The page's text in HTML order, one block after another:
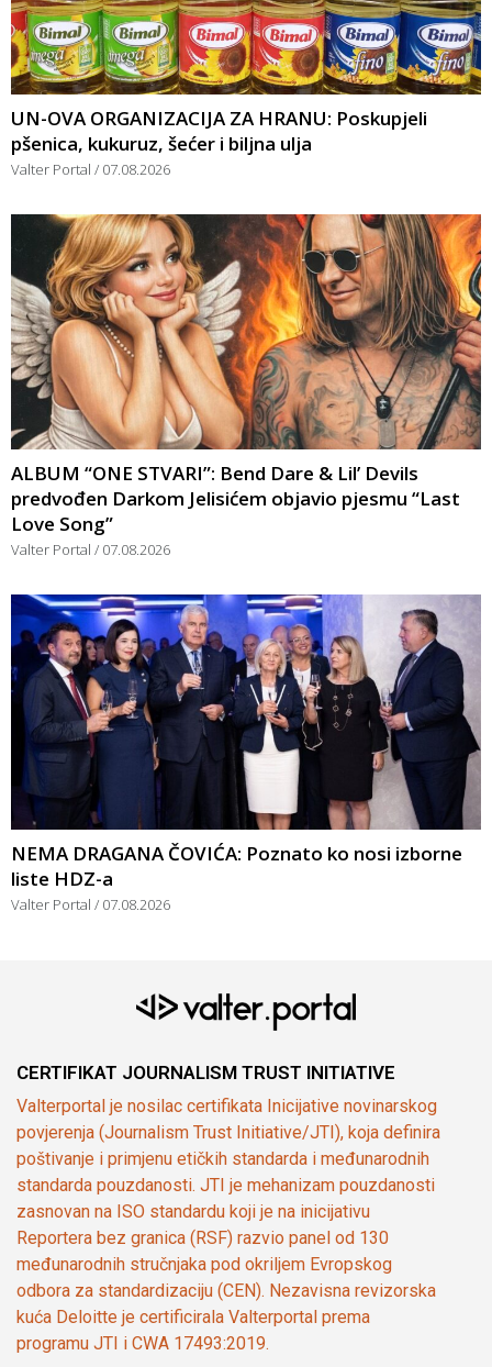
UN-OVA ORGANIZACIJA ZA HRANU: Poskupjeli
pšenica, kukuruz, šećer i biljna ulja
Valter Portal 07.08.2026
ALBUM “ONE STVARI”: Bend Dare & Lil’ Devils
predvođen Darkom Jelisićem objavio pjesmu “Last
Love Song”
Valter Portal 07.08.2026
NEMA DRAGANA ČOVIĆA: Poznato ko nosi izborne
liste HDZ-a
Valter Portal 07.08.2026
CERTIFIKAT JOURNALISM TRUST INITIATIVE
Valterportal je nosilac certifikata Inicijative novinarskog
povjerenja (Journalism Trust Initiative/JTI), koja definira
poštivanje i primjenu etičkih standarda i međunarodnih
standarda pouzdanosti. JTI je mehanizam pouzdanosti
zasnovan na ISO standardu koji je na inicijativu
Reportera bez granica (RSF) razvio panel od 130
međunarodnih stručnjaka pod okriljem Evropskog
odbora za standardizaciju (CEN). Nezavisna revizorska
kuća Deloitte je certificirala Valterportal prema
programu JTI i CWA 17493:2019.